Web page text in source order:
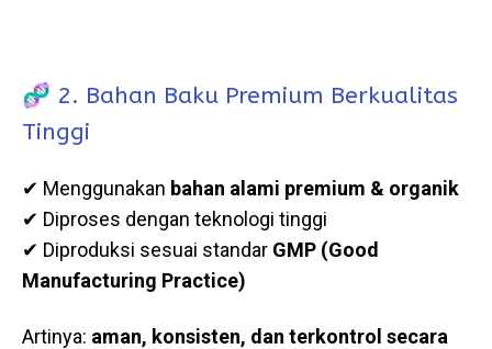
🧬 2. Bahan Baku Premium Berkualitas
Tinggi
✔ Menggunakan bahan alami premium & organik
✔ Diproses dengan teknologi tinggi
✔ Diproduksi sesuai standar GMP (Good
Manufacturing Practice)
Artinya: aman, konsisten, dan terkontrol secara